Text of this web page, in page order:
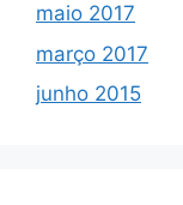
maio 2017
março 2017
junho 2015